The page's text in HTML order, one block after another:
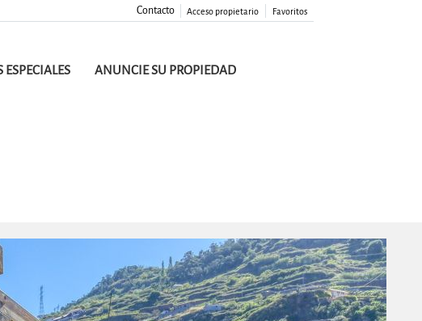
Favoritos
Acceso propietario
Contacto
ESPECIALES ANUNCIE SU PROPIEDAD